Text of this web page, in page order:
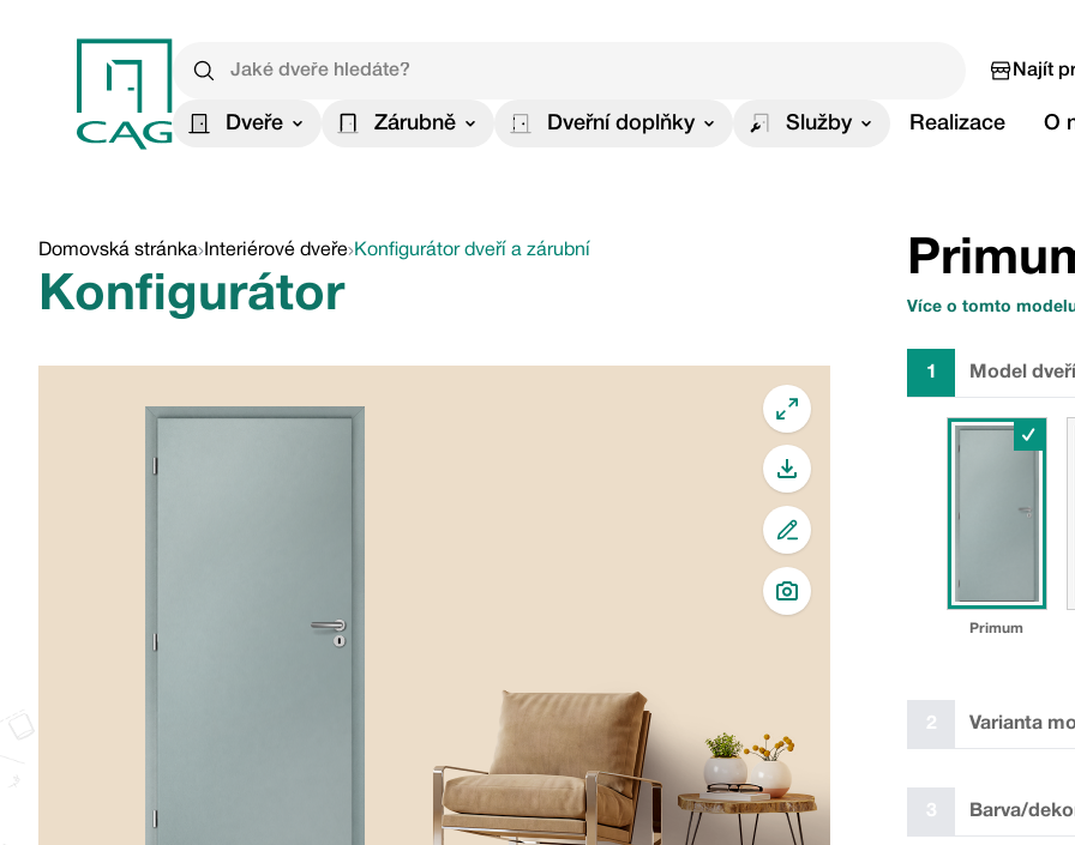
Najít
Dveře Zárubně Dveřní doplňky Služby Realizace O
Domovská stránka Interiérové dveře Konfigurátor dveří a zárubní
Konfigurátor Více o tomto
1 Model dveří
Primum
✓
2 Varianta
3 Barva/